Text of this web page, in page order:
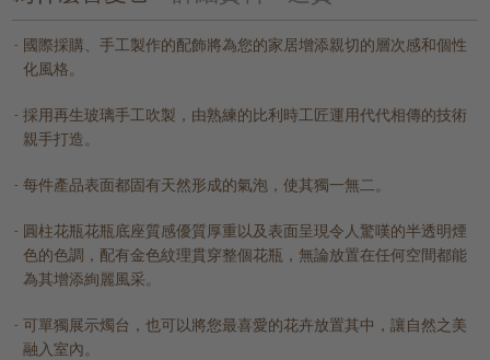
國際採購、手工製作的配飾將為您的家居增添親切的層次感和個性
化風格。
採用再生玻璃手工吹製，由熟練的比利時工匠運用代代相傳的技術
親手打造。
每件產品表面都固有天然形成的氣泡，使其獨一無二。
圓柱花瓶花瓶底座質感優質厚重以及表面呈現令人驚嘆的半透明煙
色的色調，配有金色紋理貫穿整個花瓶，無論放置在任何空間都能
為其增添絢麗風采。
可單獨展示燭台，也可以將您最喜愛的花卉放置其中，讓自然之美
融入室內。